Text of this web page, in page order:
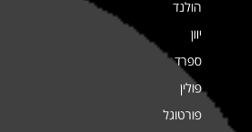
הולנד
יוון
ספרד
פולין
פורטוגל